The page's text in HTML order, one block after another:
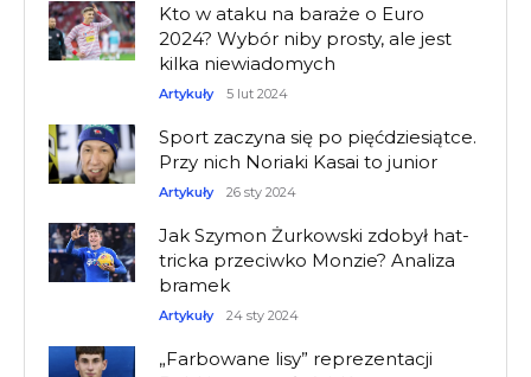
Kto w ataku na baraże o Euro
2024? Wybór niby prosty, ale jest
kilka niewiadomych
Artykuły 5 lut 2024
Sport zaczyna się po pięćdziesiątce.
Przy nich Noriaki Kasai to junior
Artykuły 26 sty 2024
Jak Szymon Żurkowski zdobył hat-
tricka przeciwko Monzie? Analiza
bramek
Artykuły 24 sty 2024
„Farbowane lisy” reprezentacji